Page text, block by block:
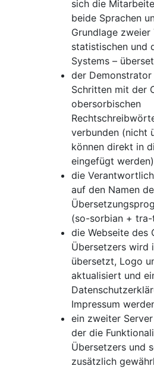
sich die
beide Sprachen
Grundlage zweier
statistischen und
Systems –
der
Schritten mit der
obersorbischen
verbunden (nicht
können direkt in
eingefügt werden)
die
auf den Namen
(so-sorbian +
die Webseite des
Übersetzers wird
übersetzt, Logo
aktualisiert und
Impressum
ein zweiter
der die
Übersetzers und
zusätzlich